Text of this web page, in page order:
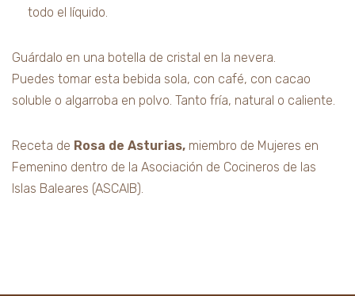
todo el líquido.
Guárdalo en una botella de cristal en la nevera.
Puedes tomar esta bebida sola, con café, con cacao
soluble o algarroba en polvo. Tanto fría, natural o caliente.
Receta de Rosa de Asturias, miembro de Mujeres en
Femenino dentro de la Asociación de Cocineros de las
Islas Baleares (ASCAIB).